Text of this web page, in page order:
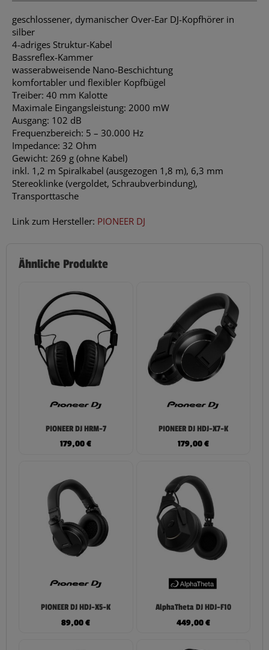
geschlossener, dymanischer Over-Ear DJ-Kopfhörer in
silber
4-adriges Struktur-Kabel
Bassreflex-Kammer
wasserabweisende Nano-Beschichtung
komfortabler und flexibler Kopfbügel
Treiber: 40 mm Kalotte
Maximale Eingangsleistung: 2000 mW
Ausgang: 102 dB
Frequenzbereich: 5 – 30.000 Hz
Impedance: 32 Ohm
Gewicht: 269 g (ohne Kabel)
inkl. 1,2 m Spiralkabel (ausgezogen 1,8 m), 6,3 mm
Stereoklinke (vergoldet, Schraubverbindung),
Transporttasche
Link zum Hersteller: PIONEER DJ
Ähnliche Produkte
PIONEER DJ HRM-7
179,00€
PIONEER DJ HDJ-X7-K
179,00€
PIONEER DJ HDJ-X5-K
89,00€
AlphaTheta DJ HDJ-F10
449,00€